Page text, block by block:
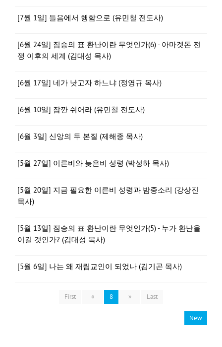
[7월 1일] 들음에서 행함으로 (유민철 전도사)
[6월 24일] 짐승의 표 환난이란 무엇인가(6) - 아마겟돈 전
쟁 이후의 세계 (김대성 목사)
[6월 17일] 네가 낫고자 하느냐 (정영규 목사)
[6월 10일] 잠깐 쉬어라 (유민철 전도사)
[6월 3일] 신앙의 두 본질 (제해종 목사)
[5월 27일] 이른비와 늦은비 성령 (박성하 목사)
[5월 20일] 지금 필요한 이른비 성령과 밤중소리 (강상진
목사)
[5월 13일] 짐승의 표 환난이란 무엇인가(5) - 누가 환난을
이길 것인가? (김대성 목사)
[5월 6일] 나는 왜 재림교인이 되었나 (김기곤 목사)
First « 8 » Last
New